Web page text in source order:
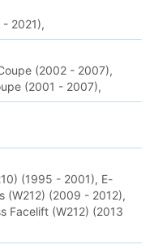
- 2021),
(2002 - 2007),
(2001 - 2007),
(1995 - 2001), E-
(W212) (2009 - 2012),
Facelift (W212) (2013